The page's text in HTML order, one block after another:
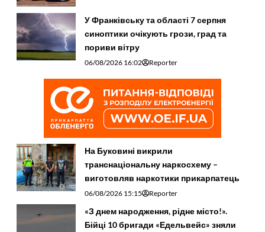
У Франківську та області 7 серпня
синоптики очікують грози, град та
пориви вітру
06/08/2026 16:02 Reporter
На Буковині викрили
транснаціональну наркосхему –
виготовляв наркотики прикарпатець
06/08/2026 15:15 Reporter
«З днем народження, рідне місто!».
Бійці 10 бригади «Едельвейс» зняли